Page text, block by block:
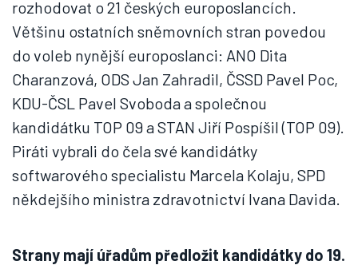
rozhodovat o 21 českých europoslancích.
Většinu ostatních sněmovních stran povedou
do voleb nynější europoslanci: ANO Dita
Charanzová, ODS Jan Zahradil, ČSSD Pavel Poc,
KDU-ČSL Pavel Svoboda a společnou
kandidátku TOP 09 a STAN Jiří Pospíšil (TOP 09).
Piráti vybrali do čela své kandidátky
softwarového specialistu Marcela Kolaju, SPD
někdejšího ministra zdravotnictví Ivana Davida.
Strany mají úřadům předložit kandidátky do 19.